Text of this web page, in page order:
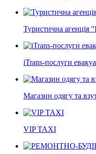
Туристична агенція
iTrans-послуги
Магазин одягу та
VIP TAXI